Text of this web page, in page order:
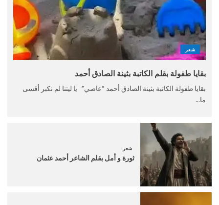
شعر
بقايا طفولة بقلم الكاتبة بثينة الصادق أحمد
بقايا طفولة الكاتبة بثينة الصادق أحمد “عاصي” يا ليتنا لم نكبر أقسى
ما...
شعر
ثورة و أمل بقلم الشاعر أحمد عثمان